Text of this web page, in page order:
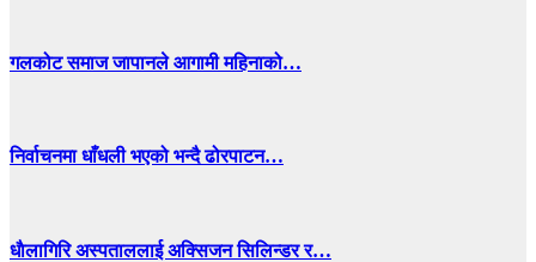
गलकोट समाज जापानले आगामी महिनाको…
निर्वाचनमा धाँधली भएको भन्दै ढोरपाटन…
धाैलागिरि अस्पताललाई अक्सिजन सिलिन्डर र…